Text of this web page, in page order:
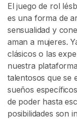
El juego de rol
es una forma de
sensualidad y
aman a mujeres.
clásicos o las
nuestra
talentosos que se
sueños
de poder hasta
posibilidades son
V
e
n
d
e
d
o
r
e
s